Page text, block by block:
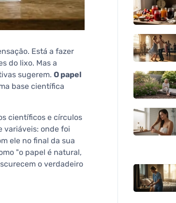
Está a fazer
do lixo. Mas a
sugerem. O papel
base científica
científicos e círculos
variáveis: onde foi
ele no final da sua
"o papel é natural,
o verdadeiro